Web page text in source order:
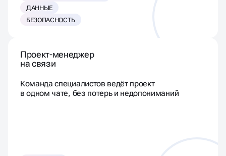
ДАННЫЕ
БЕЗОПАСНОСТЬ
Проект-менеджер
на связи
Команда специалистов ведёт проект
в одном чате, без потерь и недопониманий